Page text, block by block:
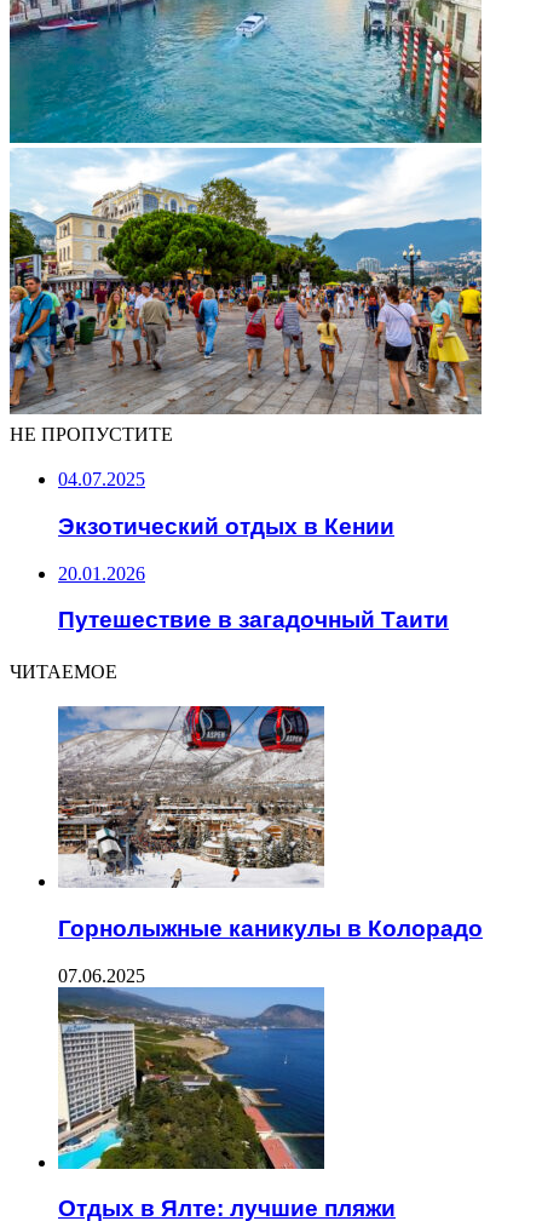
НЕ ПРОПУСТИТЕ
04.07.2025
Экзотический отдых в Кении
20.01.2026
Путешествие в загадочный Таити
ЧИТАЕМОЕ
Горнолыжные каникулы в Колорадо
07.06.2025
Отдых в Ялте: лучшие пляжи